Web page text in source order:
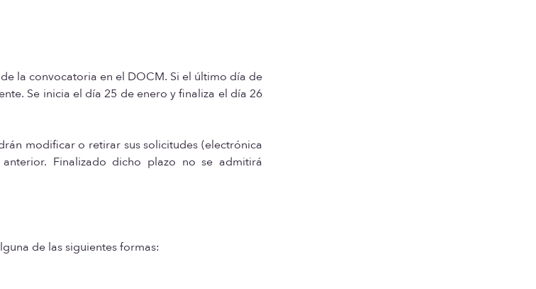
la convocatoria en el DOCM. Si el último día de
Se inicia el día 25 de enero y finaliza el día 26
modificar o retirar sus solicitudes (electrónica
Finalizado dicho plazo no se admitirá
de las siguientes formas: